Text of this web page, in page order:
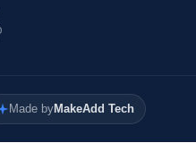
Made byMakeAdd Tech